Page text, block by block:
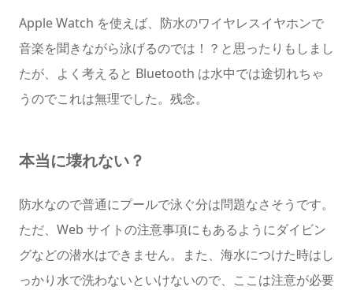
Apple Watch を使えば、防水のワイヤレスイヤホンで
音楽を聞きながら泳げるのでは！？と思ったりもしまし
たが、よく考えると Bluetooth は水中では途切れちゃ
うのでこれは無理でした。残念。
本当に壊れない？
防水なので普通にプールで泳ぐ分は問題なさそうです。
ただ、Web サイトの注意事項にもあるようにダイビン
グなどの潜水はできません。また、海水につけた時はし
っかり水で洗わないといけないので、ここは注意が必要